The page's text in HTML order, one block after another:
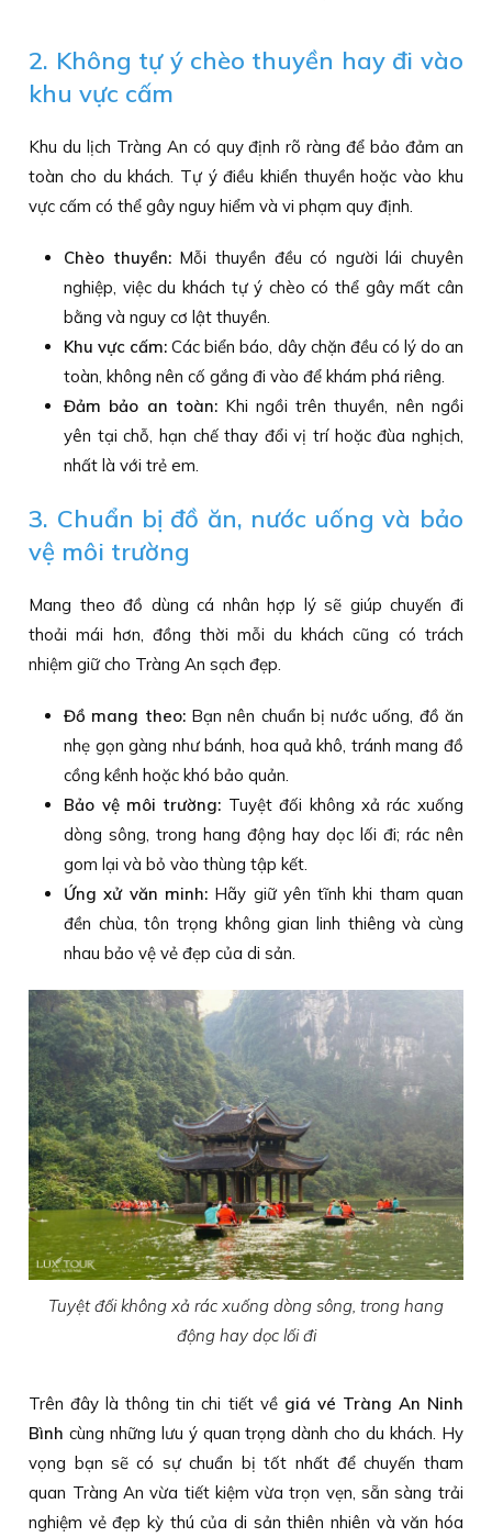
2. Không tự ý chèo thuyền hay đi vào
khu vực cấm
Khu du lịch Tràng An có quy định rõ ràng để bảo đảm an
toàn cho du khách. Tự ý điều khiển thuyền hoặc vào khu
vực cấm có thể gây nguy hiểm và vi phạm quy định.
Chèo thuyền:Mỗi thuyền đều có người lái chuyên
nghiệp, việc du khách tự ý chèo có thể gây mất cân
bằng và nguy cơ lật thuyền.
Khu vực cấm: Các biển báo, dây chặn đều có lý do an
toàn, không nên cố gắng đi vào để khám phá riêng.
Đảm bảo an toàn:Khi ngồi trên thuyền, nên ngồi
yên tại chỗ, hạn chế thay đổi vị trí hoặc đùa nghịch,
nhất là với trẻ em.
3. Chuẩn bị đồ ăn, nước uống và bảo
vệ môi trường
Mang theo đồ dùng cá nhân hợp lý sẽ giúp chuyến đi
thoải mái hơn, đồng thời mỗi du khách cũng có trách
nhiệm giữ cho Tràng An sạch đẹp.
Đồ mang theo:Bạn nên chuẩn bị nước uống, đồ ăn
nhẹ gọn gàng như bánh, hoa quả khô, tránh mang đồ
cồng kềnh hoặc khó bảo quản.
Bảo vệ môi trường: Tuyệt đối không xả rác xuống
dòng sông, trong hang động hay dọc lối đi; rác nên
gom lại và bỏ vào thùng tập kết.
Ứng xử văn minh:Hãy giữ yên tĩnh khi tham quan
đền chùa, tôn trọng không gian linh thiêng và cùng
nhau bảo vệ vẻ đẹp của di sản.
Tuyệt đối không xả rác xuống dòng sông, trong hang
động hay dọc lối đi
Trên đây là thông tin chi tiết về giá vé Tràng An Ninh
Bình cùng những lưu ý quan trọng dành cho du khách. Hy
vọng bạn sẽ có sự chuẩn bị tốt nhất để chuyến tham
quan Tràng An vừa tiết kiệm vừa trọn vẹn, sẵn sàng trải
nghiệm vẻ đẹp kỳ thú của di sản thiên nhiên và văn hóa